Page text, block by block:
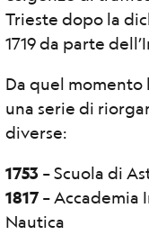
Trieste dopo la
1719 da parte
Da quel momento
una serie di
diverse:
1753 – Scuola di
1817– Accademia
Nautica